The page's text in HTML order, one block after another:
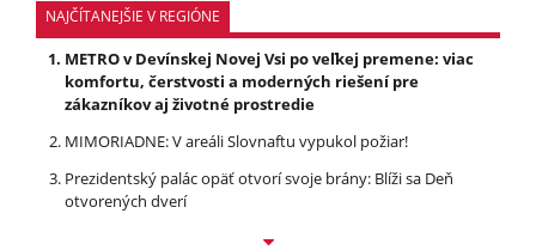
NAJČÍTANEJŠIE V REGIÓNE
METRO v Devínskej Novej Vsi po veľkej premene: viac
komfortu, čerstvosti a moderných riešení pre
zákazníkov aj životné prostredie
MIMORIADNE: V areáli Slovnaftu vypukol požiar!
Prezidentský palác opäť otvorí svoje brány: Blíži sa Deň
otvorených dverí